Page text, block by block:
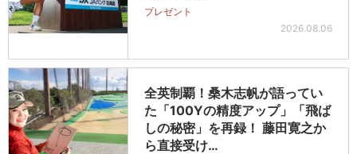
プレゼント
2026.08.06
全英制覇！桑木志帆が語ってい
た「100Yの精度アップ」「飛ば
しの秘密」を再録！ 藤田寛之か
ら直接受け…